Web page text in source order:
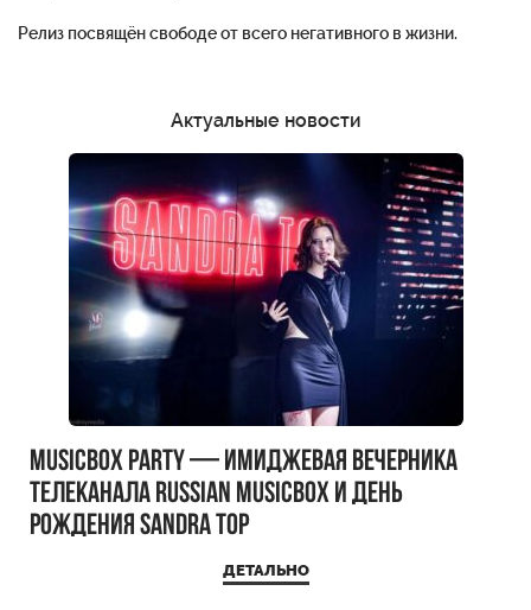
Релиз посвящён свободе от всего негативного в жизни.
Актуальные новости
MUSICBOX PARTY — имиджевая вечерника
телеканала RUSSIAN MUSICBOX и день
рождения Sandra Top
ДЕТАЛЬНО